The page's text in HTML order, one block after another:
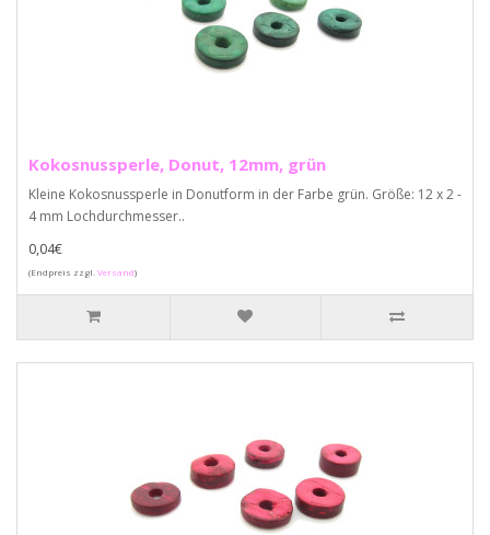
Kokosnussperle, Donut, 12mm, grün
Kleine Kokosnussperle in Donutform in der Farbe grün. Größe: 12 x 2 -
4 mm Lochdurchmesser..
0,04€
(Endpreis zzgl.Versand)